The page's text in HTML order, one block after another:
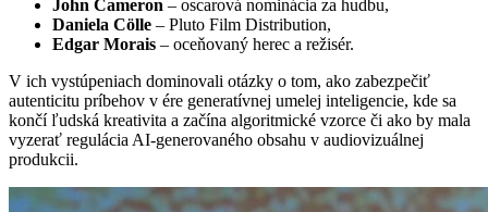
John Cameron – oscarová nominácia za hudbu,
Daniela Cölle – Pluto Film Distribution,
Edgar Morais – oceňovaný herec a režisér.
V ich vystúpeniach dominovali otázky o tom, ako zabezpečiť
autenticitu príbehov v ére generatívnej umelej inteligencie, kde sa
končí ľudská kreativita a začína algoritmické vzorce či ako by mala
vyzerať regulácia AI-generovaného obsahu v audiovizuálnej
produkcii.